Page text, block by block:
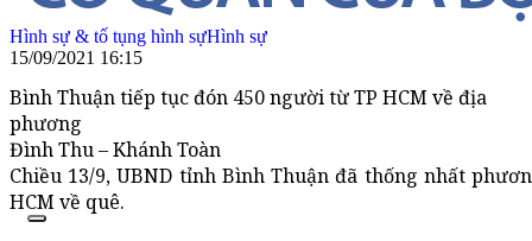
Hình sự & tố tụng hình sựHình sự
15/09/2021 16:15
Bình Thuận tiếp tục đón 450 người từ TP HCM về địa
phương
Đình Thu – Khánh Toàn
Chiều 13/9, UBND tỉnh Bình Thuận đã thống nhất
HCM về quê.